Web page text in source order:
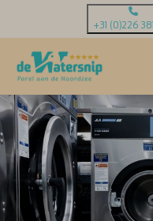
+31 (0)226